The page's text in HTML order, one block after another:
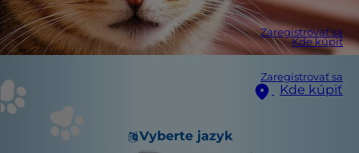
Zaregistrovať sa
Kde kúpiť
Zaregistrovať sa
Kde kúpiť
Vyberte jazyk